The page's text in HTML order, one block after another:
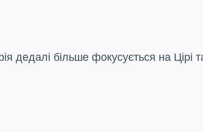
дедалі більше фокусується на Цірі